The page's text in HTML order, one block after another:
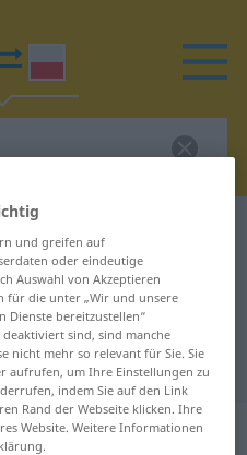
für
Übersetzung
und greifen auf
oder eindeutige
Auswahl von Akzeptieren
für die unter „Wir und unsere
Dienste bereitzustellen“
sind, sind manche
nicht mehr so relevant für Sie. Sie
aufrufen, um Ihre Einstellungen zu
indem Sie auf den Link
Rand der Webseite klicken. Ihre
Website. Weitere Informationen